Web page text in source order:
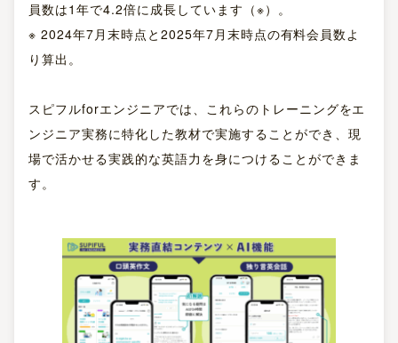
員数は1年で4.2倍に成長しています（※）。
※ 2024年7月末時点と2025年7月末時点の有料会員数よ
り算出。
スピフルforエンジニアでは、これらのトレーニングをエ
ンジニア実務に特化した教材で実施することができ、現
場で活かせる実践的な英語力を身につけることができま
す。